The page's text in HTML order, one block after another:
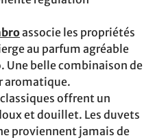
associe les propriétés
au parfum agréable
Une belle combinaison de
aromatique.
classiques offrent un
et douillet. Les duvets
proviennent jamais de